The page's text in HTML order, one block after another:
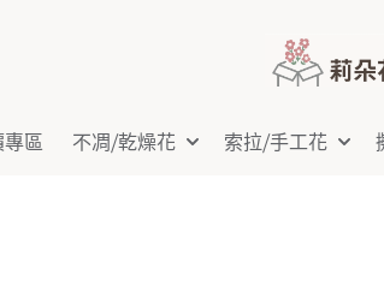
區 不凋⧸乾燥花 索拉⧸手工花